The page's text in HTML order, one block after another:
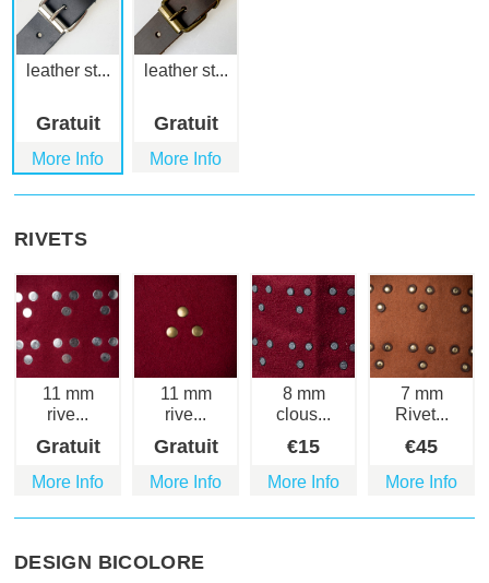
leather st...
Gratuit
More Info
leather st...
Gratuit
More Info
RIVETS
11 mm
rive...
Gratuit
More Info
11 mm
rive...
Gratuit
More Info
8 mm
clous...
€15
More Info
7 mm
Rivet...
€45
More Info
DESIGN BICOLORE